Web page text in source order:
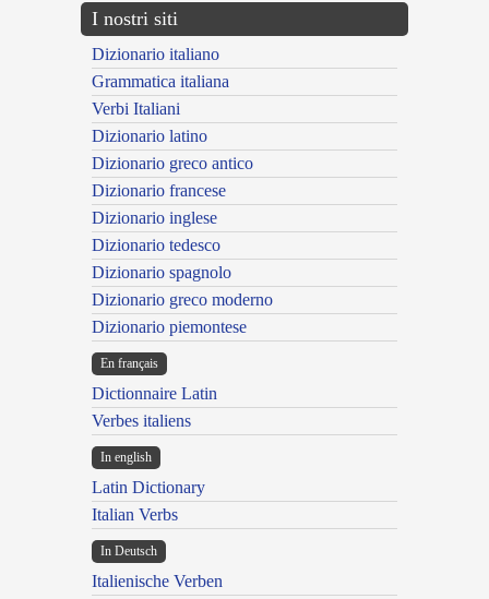
I nostri siti
Dizionario italiano
Grammatica italiana
Verbi Italiani
Dizionario latino
Dizionario greco antico
Dizionario francese
Dizionario inglese
Dizionario tedesco
Dizionario spagnolo
Dizionario greco moderno
Dizionario piemontese
En français
Dictionnaire Latin
Verbes italiens
In english
Latin Dictionary
Italian Verbs
In Deutsch
Italienische Verben